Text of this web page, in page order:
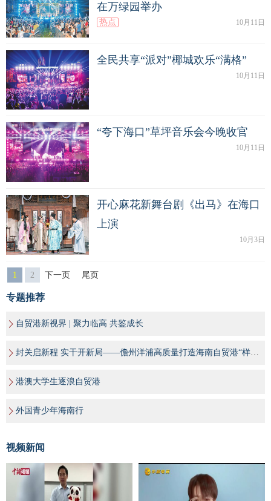
在万绿园举办
10月11日
热点
全民共享“派对”椰城欢乐“满格”
10月11日
“夸下海口”草坪音乐会今晚收官
10月11日
开心麻花新舞台剧《出马》在海口
上演
10月3日
1 2 下一页 尾页
专题推荐
自贸港新视界 | 聚力临高 共鉴成长
港澳大学生逐浪自贸港
外国青少年海南行
视频新闻